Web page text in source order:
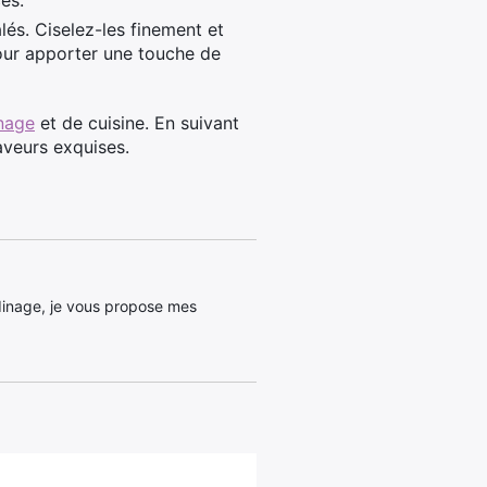
Ciselez-les finement et
apporter une touche de
et de cuisine. En suivant
exquises.
je vous propose mes